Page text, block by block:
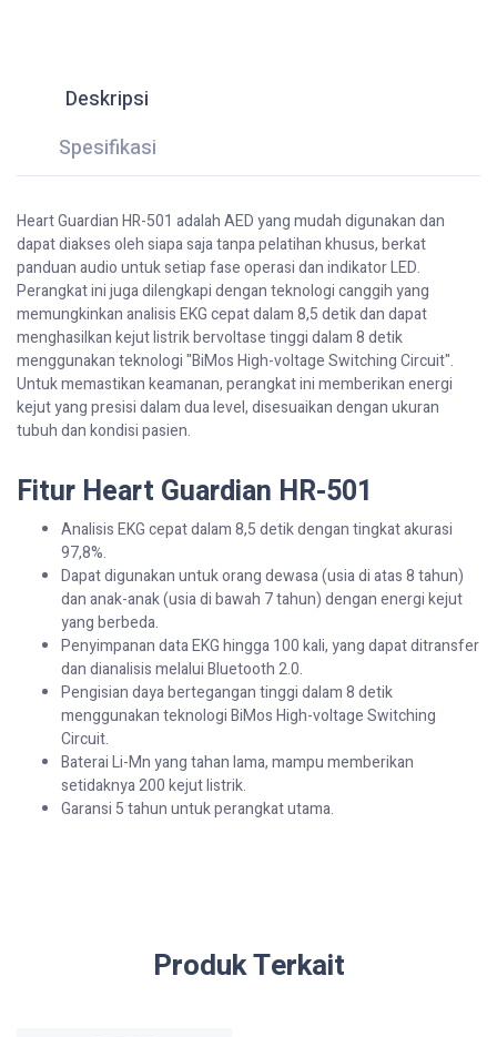
Deskripsi
Spesifikasi
Heart Guardian HR-501 adalah AED yang mudah digunakan dan
dapat diakses oleh siapa saja tanpa pelatihan khusus, berkat
panduan audio untuk setiap fase operasi dan indikator LED.
Perangkat ini juga dilengkapi dengan teknologi canggih yang
memungkinkan analisis EKG cepat dalam 8,5 detik dan dapat
menghasilkan kejut listrik bervoltase tinggi dalam 8 detik
menggunakan teknologi "BiMos High-voltage Switching Circuit".
Untuk memastikan keamanan, perangkat ini memberikan energi
kejut yang presisi dalam dua level, disesuaikan dengan ukuran
tubuh dan kondisi pasien.
Fitur Heart Guardian HR-501
Analisis EKG cepat dalam 8,5 detik dengan tingkat akurasi
97,8%.
Dapat digunakan untuk orang dewasa (usia di atas 8 tahun)
dan anak-anak (usia di bawah 7 tahun) dengan energi kejut
yang berbeda.
Penyimpanan data EKG hingga 100 kali, yang dapat ditransfer
dan dianalisis melalui Bluetooth 2.0.
Pengisian daya bertegangan tinggi dalam 8 detik
menggunakan teknologi BiMos High-voltage Switching
Circuit.
Baterai Li-Mn yang tahan lama, mampu memberikan
setidaknya 200 kejut listrik.
Garansi 5 tahun untuk perangkat utama.
Produk Terkait